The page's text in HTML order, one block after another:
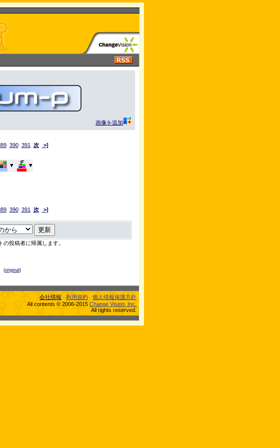
画像を追加
390 391 次 >]
390 391 次 >]
投稿者に帰属します。
(original )
会社情報 利用規約
個人情報保護方針
All contents © 2006-2015 Change Vision, Inc.
All rights reserved.